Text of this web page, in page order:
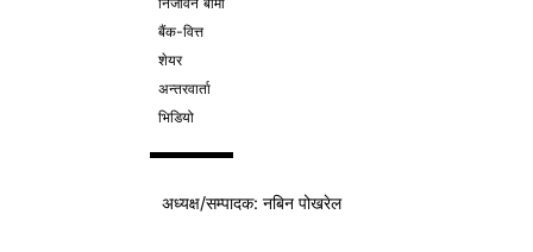
बैंक-वित्त
शेयर
अन्तरवार्ता
भिडियो
अध्यक्ष/सम्पादक: नबिन पोखरेल